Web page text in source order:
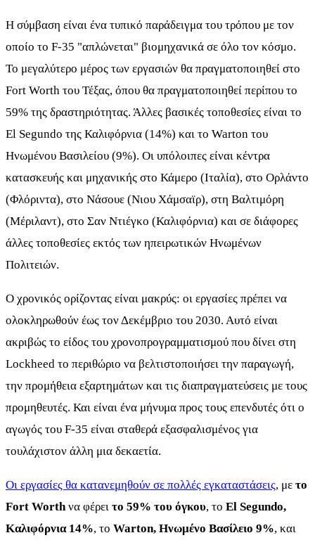
Η σύμβαση είναι ένα τυπικό παράδειγμα του τρόπου με τον
οποίο το F-35 "απλώνεται" βιομηχανικά σε όλο τον κόσμο.
Το μεγαλύτερο μέρος των εργασιών θα πραγματοποιηθεί στο
Fort Worth του Τέξας, όπου θα πραγματοποιηθεί περίπου το
59% της δραστηριότητας. Άλλες βασικές τοποθεσίες είναι το
El Segundo της Καλιφόρνια (14%) και το Warton του
Ηνωμένου Βασιλείου (9%). Οι υπόλοιπες είναι κέντρα
κατασκευής και μηχανικής στο Κάμερο (Ιταλία), στο Ορλάντο
(Φλόριντα), στο Νάσουε (Νιου Χάμσαϊρ), στη Βαλτιμόρη
(Μέριλαντ), στο Σαν Ντιέγκο (Καλιφόρνια) και σε διάφορες
άλλες τοποθεσίες εκτός των ηπειρωτικών Ηνωμένων
Πολιτειών.
Ο χρονικός ορίζοντας είναι μακρύς: οι εργασίες πρέπει να
ολοκληρωθούν έως τον Δεκέμβριο του 2030. Αυτό είναι
ακριβώς το είδος του χρονοπρογραμματισμού που δίνει στη
Lockheed το περιθώριο να βελτιστοποιήσει την παραγωγή,
την προμήθεια εξαρτημάτων και τις διαπραγματεύσεις με τους
προμηθευτές. Και είναι ένα μήνυμα προς τους επενδυτές ότι ο
αγωγός του F-35 είναι σταθερά εξασφαλισμένος για
τουλάχιστον άλλη μια δεκαετία.
Οι εργασίες θα κατανεμηθούν σε πολλές εγκαταστάσεις, με το
Fort Worthνα φέρει το 59% του όγκου, το El Segundo,
Καλιφόρνια 14%, το Warton, Ηνωμένο Βασίλειο 9%, και